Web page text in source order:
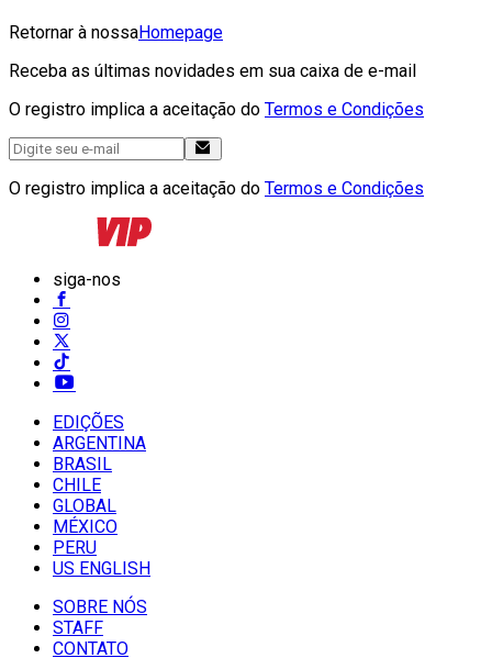
Retornar à nossaHomepage
Receba as últimas novidades em sua caixa de e-mail
O registro implica a aceitação do Termos e Condições
O registro implica a aceitação do Termos e Condições
siga-nos
EDIÇÕES
ARGENTINA
BRASIL
CHILE
GLOBAL
MÉXICO
PERU
US ENGLISH
SOBRE NÓS
STAFF
CONTATO